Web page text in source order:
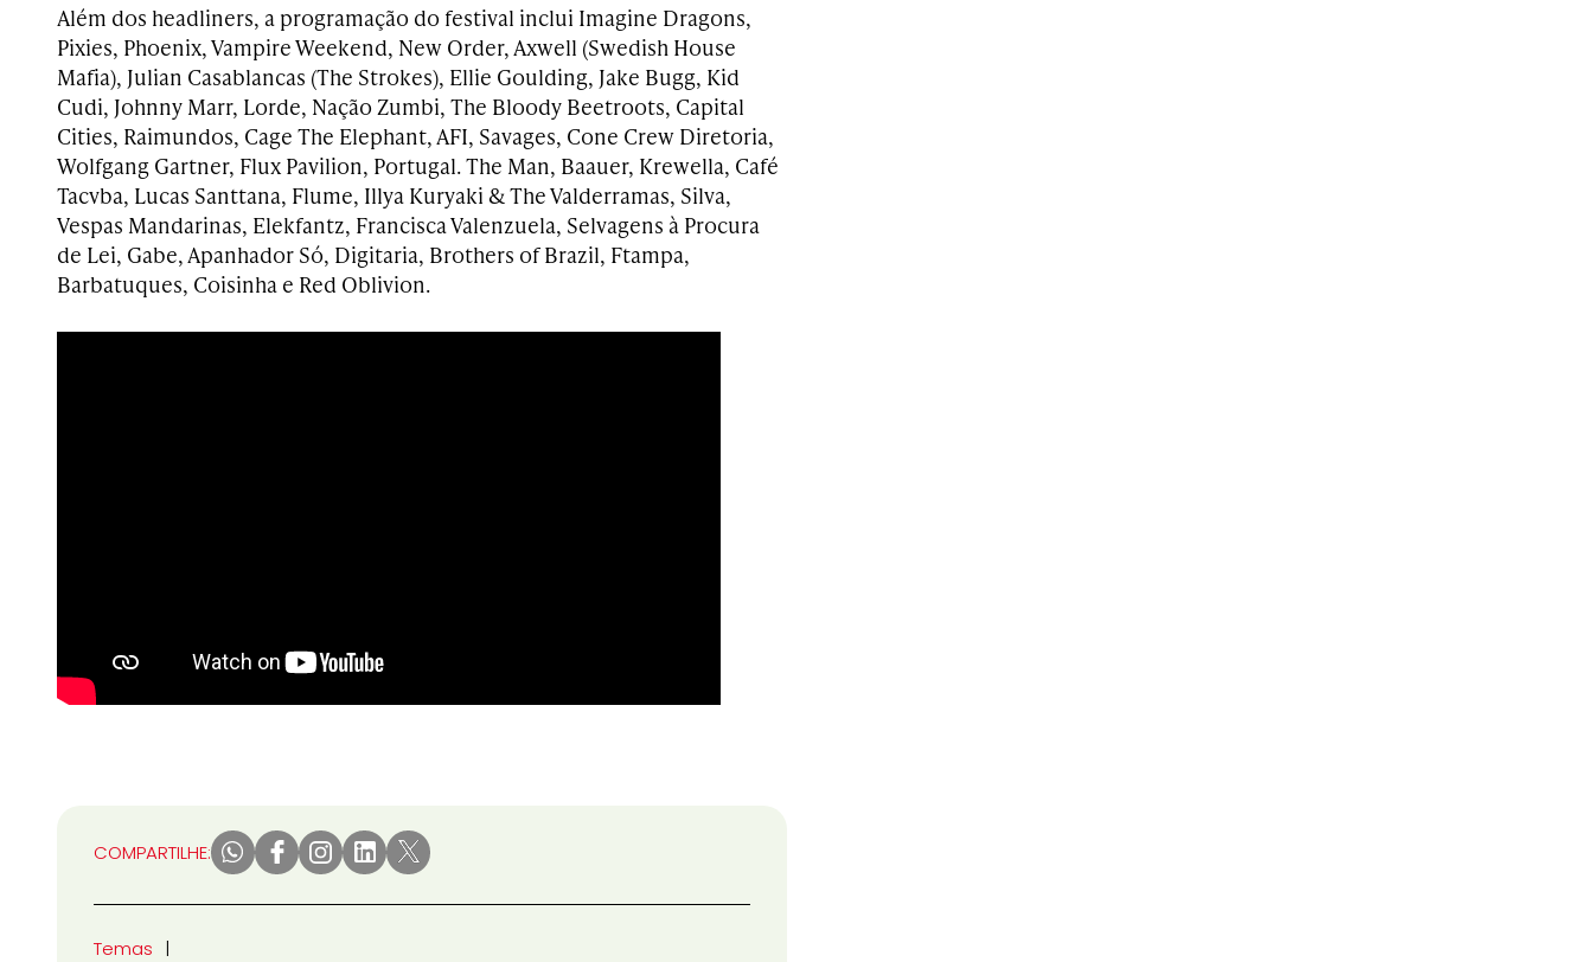
Além dos headliners, a programação do festival inclui Imagine Dragons,
Pixies, Phoenix, Vampire Weekend, New Order, Axwell (Swedish House
Mafia), Julian Casablancas (The Strokes), Ellie Goulding, Jake Bugg, Kid
Cudi, Johnny Marr, Lorde, Nação Zumbi, The Bloody Beetroots, Capital
Cities, Raimundos, Cage The Elephant, AFI, Savages, Cone Crew Diretoria,
Wolfgang Gartner, Flux Pavilion, Portugal. The Man, Baauer, Krewella, Café
Tacvba, Lucas Santtana, Flume, Illya Kuryaki & The Valderramas, Silva,
Vespas Mandarinas, Elekfantz, Francisca Valenzuela, Selvagens à Procura
de Lei, Gabe, Apanhador Só, Digitaria, Brothers of Brazil, Ftampa,
Barbatuques, Coisinha e Red Oblivion.
COMPARTILHE:
Temas